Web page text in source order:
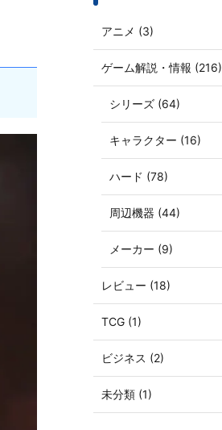
アニメ (3)
ゲーム解説・情報 (216)
シリーズ (64)
キャラクター (16)
ハード (78)
周辺機器 (44)
メーカー (9)
レビュー (18)
TCG (1)
ビジネス (2)
未分類 (1)